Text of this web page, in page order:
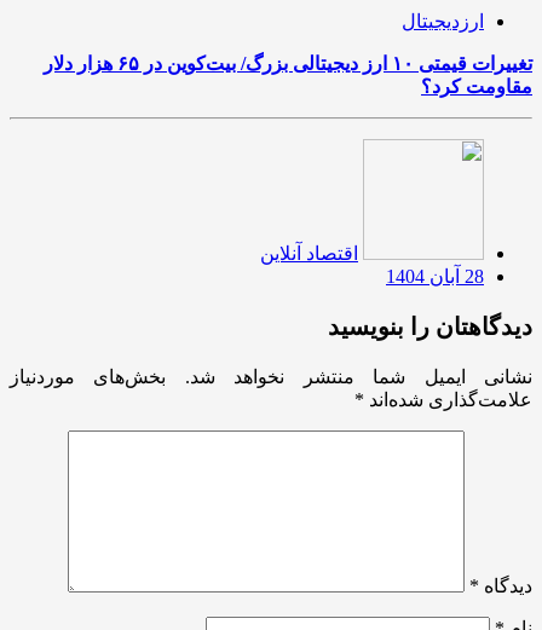
ارزدیجیتال
تغییرات قیمتی ۱۰ ارز دیجیتالی بزرگ/ بیت‌کوین در ۶۵ هزار دلار
مقاومت کرد؟
اقتصاد آنلاین
28 آبان 1404
دیدگاهتان را بنویسید
نشانی ایمیل شما منتشر نخواهد شد.
بخش‌های موردنیاز
علامت‌گذاری شده‌اند *
دیدگاه *